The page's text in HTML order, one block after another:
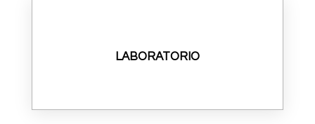
LABORATORIO